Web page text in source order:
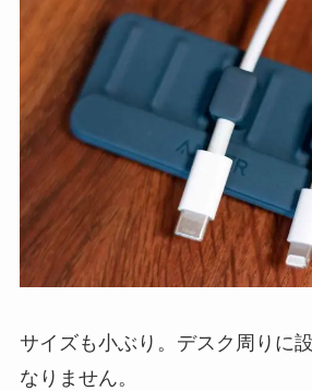
サイズも小ぶり。デスク周りに
なりません。